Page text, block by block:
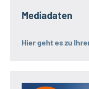
Mediadaten
Hier geht es zu